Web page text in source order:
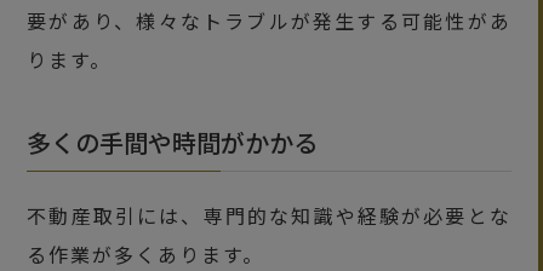
要があり、様々なトラブルが発生する可能性があ
ります。
多くの手間や時間がかかる
不動産取引には、専門的な知識や経験が必要とな
る作業が多くあります。